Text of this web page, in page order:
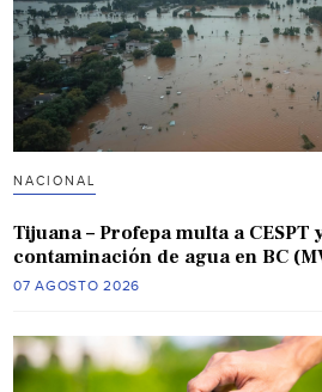
NACIONAL
Tijuana – Profepa multa a CESPT
contaminación de agua en BC
07 AGOSTO 2026